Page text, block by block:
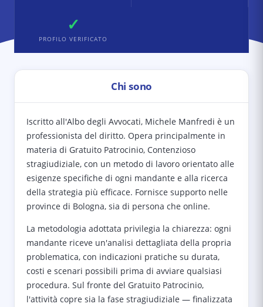
✓
PROFILO VERIFICATO
Chi sono
Iscritto all'Albo degli Avvocati, Michele Manfredi è un
professionista del diritto. Opera principalmente in
materia di Gratuito Patrocinio, Contenzioso
stragiudiziale, con un metodo di lavoro orientato alle
esigenze specifiche di ogni mandante e alla ricerca
della strategia più efficace. Fornisce supporto nelle
province di Bologna, sia di persona che online.
La metodologia adottata privilegia la chiarezza: ogni
mandante riceve un'analisi dettagliata della propria
problematica, con indicazioni pratiche su durata,
costi e scenari possibili prima di avviare qualsiasi
procedura. Sul fronte del Gratuito Patrocinio,
l'attività copre sia la fase stragiudiziale — finalizzata